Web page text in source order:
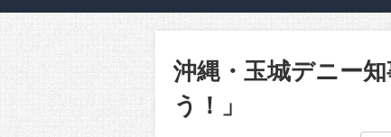
沖縄・玉城デニー
う！」